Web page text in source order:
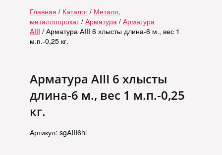
Главная / Каталог / Металл,
металлопрокат/ Арматура / Арматура
AIII / Арматура АIII 6 хлысты длина-6 м., вес 1
м.п.-0,25 кг.
Арматура АIII 6 хлысты
длина-6 м., вес 1 м.п.-0,25
кг.
Артикул: sgАIII6hl